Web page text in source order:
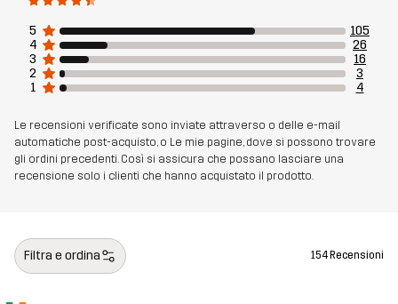
Realizzato per CORSA E ALLENAMENTO
Numero di
articolo
11230_2013
5
105
4
26
3
16
2
3
1
4
Le recensioni verificate sono inviate attraverso o delle e-mail
automatiche post-acquisto, o Le mie pagine, dove si possono trovare
gli ordini precedenti. Così si assicura che possano lasciare una
recensione solo i clienti che hanno acquistato il prodotto.
Filtra e ordina 154 Recensioni